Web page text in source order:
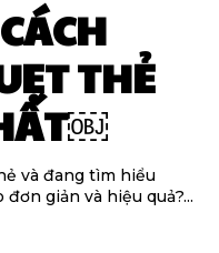
THẺ
và đang tìm hiểu
giản và hiệu quả?...